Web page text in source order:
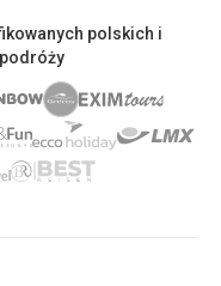
polskich i